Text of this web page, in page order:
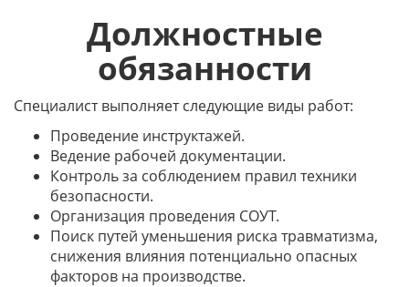
Должностные
обязанности
Специалист выполняет следующие виды работ:
Проведение инструктажей.
Ведение рабочей документации.
Контроль за соблюдением правил техники
безопасности.
Организация проведения СОУТ.
Поиск путей уменьшения риска травматизма,
снижения влияния потенциально опасных
факторов на производстве.